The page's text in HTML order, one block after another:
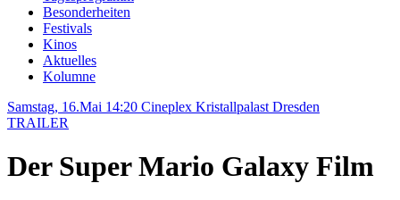
Besonderheiten
Festivals
Kinos
Aktuelles
Kolumne
Samstag, 16.Mai 14:20 Cineplex Kristallpalast Dresden
TRAILER
Der Super Mario Galaxy Film